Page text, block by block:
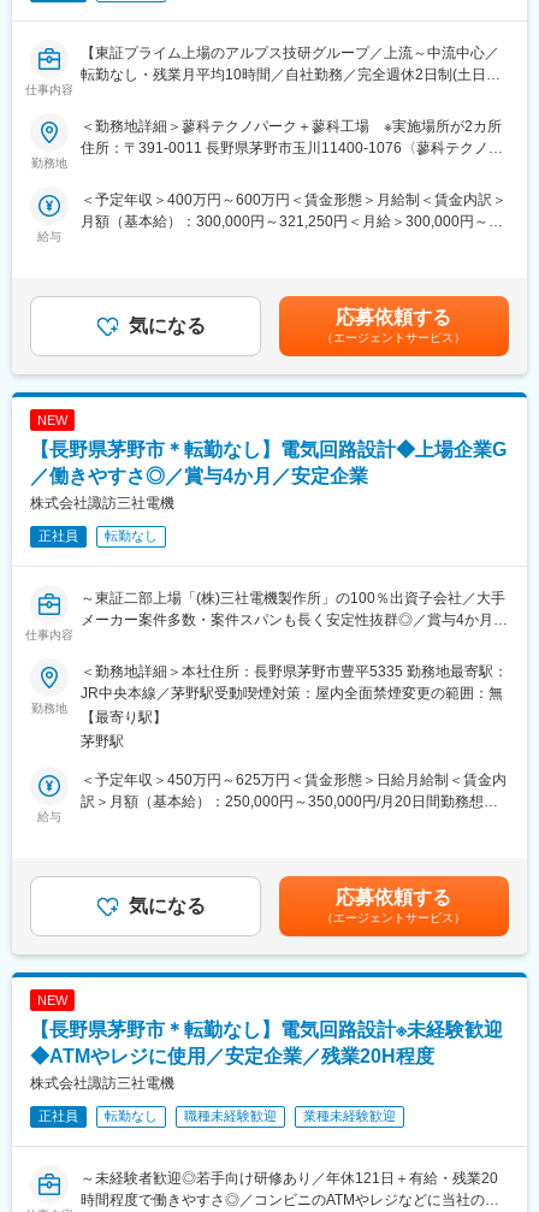
仕事内容
【東証プライム上場のアルプス技研グループ／上流～中流中心／
転勤なし・残業月平均10時間／自社勤務／完全週休2日制(土日
■採用背景
◇長野県でソフトウェア開発、産業機器の設計・制作、アウトソ
◇FA装置の構想から委託されるなど、規模感の大きい案件受注を
いただいており安定性があります。
■職務内容
全国的に知名度も高いアイスの製造装置における製造業務（組み
立て）をお任せします。
お客様の要望に合わせたカスタム受注が多いため、ライン工には
ない面白さがあります。
■職務詳細
・一台当たりの製作期間は3か月程度、年間10台程度を担当しま
す。
・製作には1チーム2～3名、機械担当・電気担当で対応します
ネジで部品を組み合わせ、装置を組み立てていきます。
・納品後の保全も業務ですが、出張対応は多くても月1回程度です
■入社後の流れ
まずは現場に配属となりますが、ゆくゆくはリーダーとしてメン
ィルムの自動検査装置、カーナビの組み立ての業務等、幅広い商
材を担当いただき、業務習得いただきます。
■同社の魅力
同社商材はお客様からの要望をもとに、カスタマイズしていく製
造の為、
・様々な機械の組み立てができる
メインはアイスクリーム製造装置の組み立て業務になりますが、
他部署の応援として助けに回る機会もあり、食品・自動車・半導
体等、
■技術フォロー体制抜群
◇教育・研修制度…通信教育・Web講座、プログラミング等に関
する講習会など多数の支援制度がございます。
◇明瞭な人事考課制度…提出物・レポートの提出状況、勤務状
況、お客様からのフィードバック評価等の項目による加点方式で
勤務地
＜勤務地詳細＞蓼科テクノパーク＋蓼科工場 ※実施場所が2カ所
住所：〒391-0011 長野県茅野市玉川11400-1076〈蓼科テクノパ
対策：屋内全面禁煙
給与
＜予定年収＞400万円～600万円＜賃金形態＞月給制＜賃金内訳＞
月額（基本給）：300,000円～321,250円＜月給＞300,000円～
分■手当：役職手当、単身赴任手当賃金はあくまでも目安の金額で
あり、選考を通じて上下する可能性があります。月給(月額)は固定
気になる 応募依頼する
（エージェントサービス）
NEW
【長野県茅野市＊転勤なし】電気回路設計◆上場企業G
／働きやすさ◎／賞与4か月／安定企業
株式会社諏訪三社電機
正社員 転勤なし
仕事内容
～東証二部上場「(株)三社電機製作所」の100％出資子会社／大手
メーカー案件多数・案件スパンも長く安定性抜群◎／賞与4か月／
■業務内容
当社は製品に合わせた特注電源の設計開発～製造を行っていま
す。普段目にすることはありませんが、当社の製品はコンビニの
レジやATM、医療機器、生産設備など幅広い分野で使用されてい
ます。
そんな電源機器の開発、回路設計、評価をお任せします。
・電気回路設計、部品選定
・レイアウト検討
・試作品の評価
原則メイン担当は1名1案件ですが、担当案件以外でもフォローや
一部工程を担っていただき複数案件を着手していただきます。
≪製品例と使用例≫
主要製品は組込み型の電源装置です。顧客に供給後は銀行・病
院・工場・データセンター等の様々な場面で使用されており、最
できます。
勤務地
＜勤務地詳細＞本社住所：長野県茅野市豊平5335 勤務地最寄駅：
JR中央本線／茅野駅受動喫煙対策：屋内全面禁煙変更の範囲：無
【最寄り駅】
茅野駅
給与
＜予定年収＞450万円～625万円＜賃金形態＞日給月給制＜賃金内
訳＞月額（基本給）：250,000円～350,000円/月20日間勤務想定
績）■昇給：年1回（4月）：4.0％~5.0%（2023年~2025年実績）
賃金はあくまでも目安の金額であり、選考を通じて上下する可能
性があります。月給(月額)は固定手当を含めた表記です。
気になる 応募依頼する
（エージェントサービス）
NEW
【長野県茅野市＊転勤なし】電気回路設計※未経験歓迎
◆ATMやレジに使用／安定企業／残業20H程度
株式会社諏訪三社電機
正社員 転勤なし 職種未経験歓迎 業種未経験歓迎
～未経験者歓迎◎若手向け研修あり／年休121日＋有給・残業20
時間程度で働きやすさ◎／コンビニのATMやレジなどに当社の製